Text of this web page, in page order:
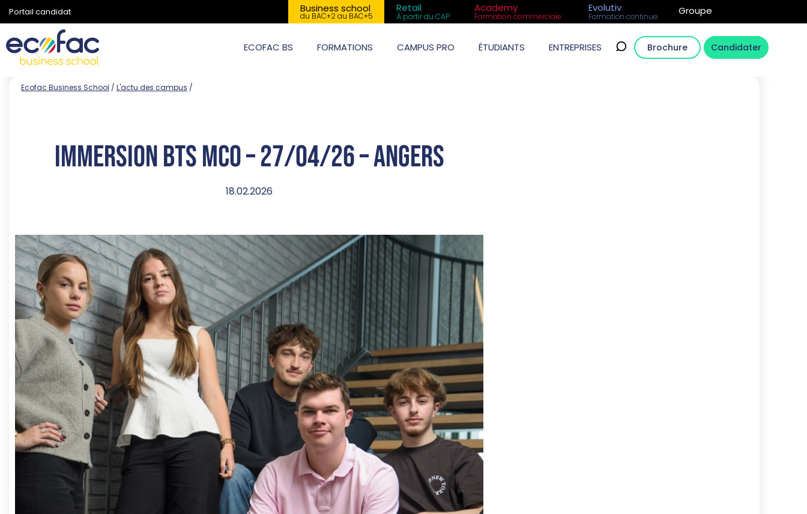
Portail candidat Business school
du BAC+2 au BAC+5
Retail
À partir du CAP
Academy
Formation commerciale
Evolutiv
Formation continue Groupe
ECOFAC BS FORMATIONS CAMPUS PRO ÉTUDIANTS ENTREPRISES Brochure Candidater
Ecofac Business School / L'actu des campus /
Immersion BTS MCO – 27/04/26 – Angers
18.02.2026